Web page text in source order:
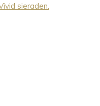
sieraden.